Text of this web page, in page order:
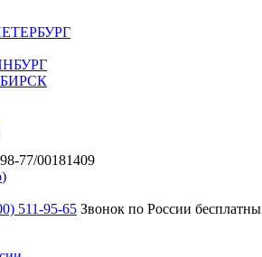
77/00181409
)
511-95-65 Звонок по России